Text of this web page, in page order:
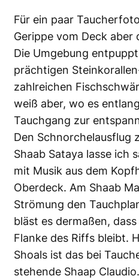
Für ein paar
Gerippe vom Deck aber
Die Umgebung
prächtigen
zahlreichen
weiß aber, wo es
Tauchgang zur
Den Schnorchelausflug
Shaab Sataya lasse ich
mit Musik aus dem
Oberdeck. Am Shaab
Strömung den
bläst es dermaßen,
Flanke des Riffs bleibt.
Shoals ist das bei
stehende Shaap